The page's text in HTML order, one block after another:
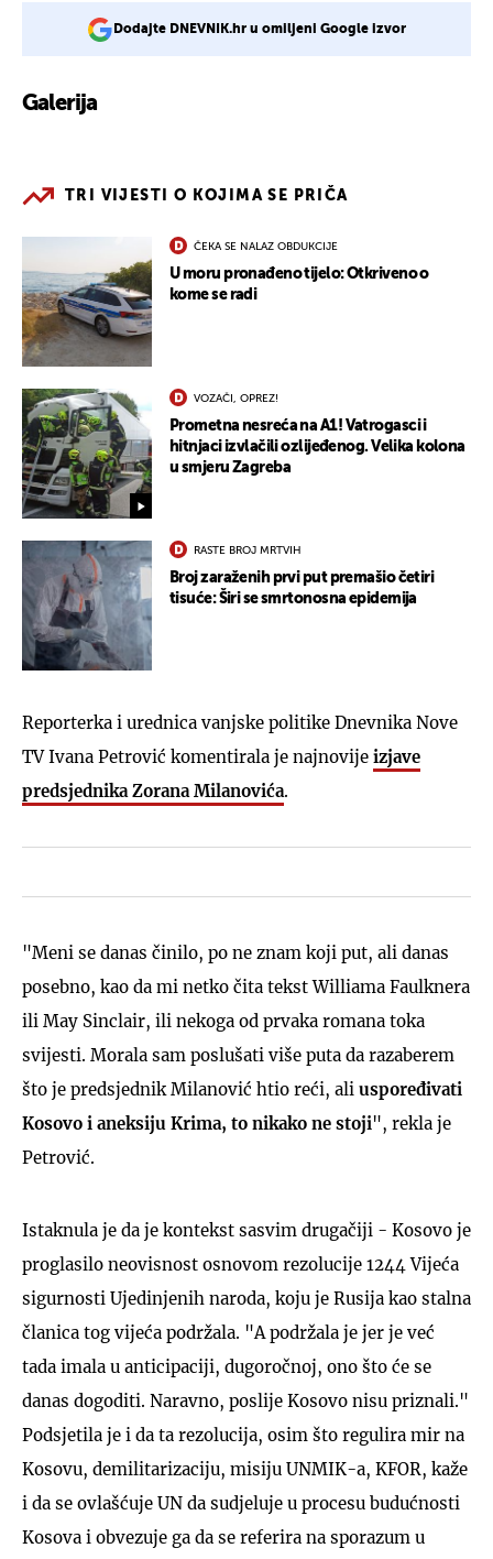
Dodajte DNEVNIK.hr u omiljeni Google izvor
Galerija
TRI VIJESTI O KOJIMA SE PRIČA
ČEKA SE NALAZ OBDUKCIJE
U moru pronađeno tijelo: Otkriveno o
kome se radi
VOZAČI, OPREZ!
Prometna nesreća na A1! Vatrogasci i
hitnjaci izvlačili ozlijeđenog. Velika kolona
u smjeru Zagreba
RASTE BROJ MRTVIH
Broj zaraženih prvi put premašio četiri
tisuće: Širi se smrtonosna epidemija
Reporterka i urednica vanjske politike Dnevnika Nove
TV Ivana Petrović komentirala je najnovije izjave
predsjednika Zorana Milanovića.
"Meni se danas činilo, po ne znam koji put, ali danas
posebno, kao da mi netko čita tekst Williama Faulknera
ili May Sinclair, ili nekoga od prvaka romana toka
svijesti. Morala sam poslušati više puta da razaberem
što je predsjednik Milanović htio reći, ali uspoređivati
Kosovo i aneksiju Krima, to nikako ne stoji", rekla je
Petrović.
Istaknula je da je kontekst sasvim drugačiji - Kosovo je
proglasilo neovisnost osnovom rezolucije 1244 Vijeća
sigurnosti Ujedinjenih naroda, koju je Rusija kao stalna
članica tog vijeća podržala. "A podržala je jer je već
tada imala u anticipaciji, dugoročnoj, ono što će se
danas dogoditi. Naravno, poslije Kosovo nisu priznali."
Podsjetila je i da ta rezolucija, osim što regulira mir na
Kosovu, demilitarizaciju, misiju UNMIK-a, KFOR, kaže
i da se ovlašćuje UN da sudjeluje u procesu budućnosti
Kosova i obvezuje ga da se referira na sporazum u